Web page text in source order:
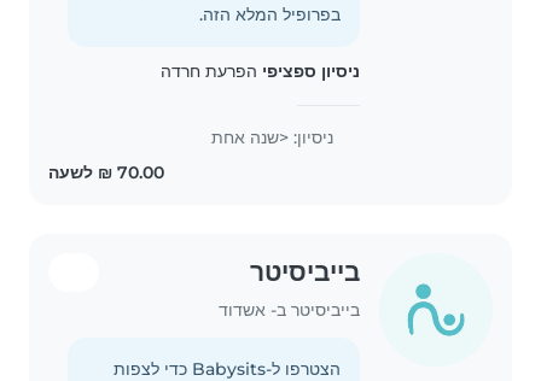
בפרופיל המלא הזה.
ניסיון ספציפי הפרעת חרדה
ניסיון: <שנה אחת
בייביסיטר
בייביסיטר ב- אשדוד
הצטרפו ל-Babysits כדי לצפות